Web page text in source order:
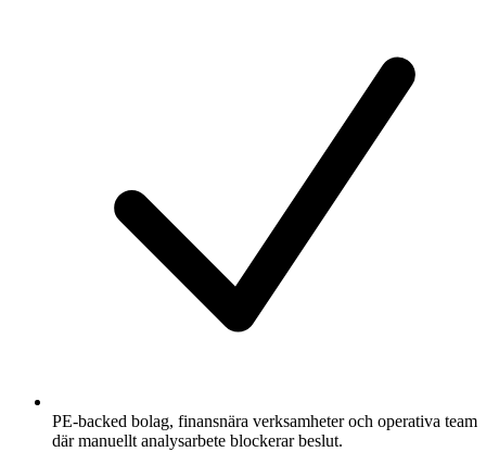
PE-backed bolag, finansnära verksamheter och operativa team
där manuellt analysarbete blockerar beslut.